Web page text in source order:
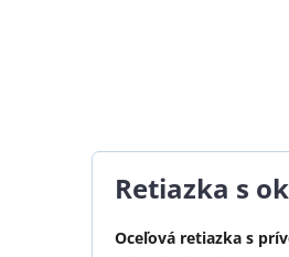
Retiazka s
Oceľová retiazka s